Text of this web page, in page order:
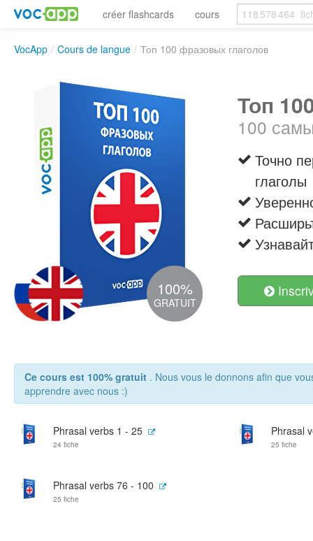
créer flashcards cours
VocApp / Cours de langue / Топ 100 фразовых глаголов
100%
GRATUIT
Топ
100
Точно
глаголы
Ce cours est 100% gratuit . Nous vous le donnons afin que
apprendre avec nous :)
Phrasal verbs 1 - 25
24 fiche
Phrasal
25 fiche
Phrasal verbs 76 - 100
25 fiche